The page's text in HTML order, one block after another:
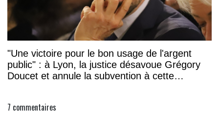
"Une victoire pour le bon usage de l'argent
public" : à Lyon, la justice désavoue Grégory
Doucet et annule la subvention à cette
7 commentaires